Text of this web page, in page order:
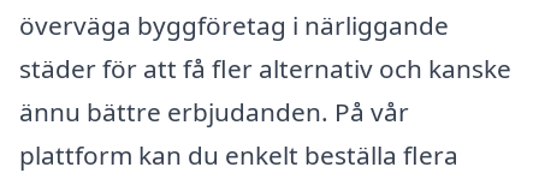
överväga byggföretag i närliggande
städer för att få fler alternativ och kanske
ännu bättre erbjudanden. På vår
plattform kan du enkelt beställa flera